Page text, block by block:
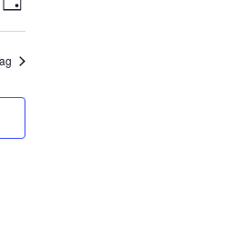
Ansichten-
Navigation
Tag